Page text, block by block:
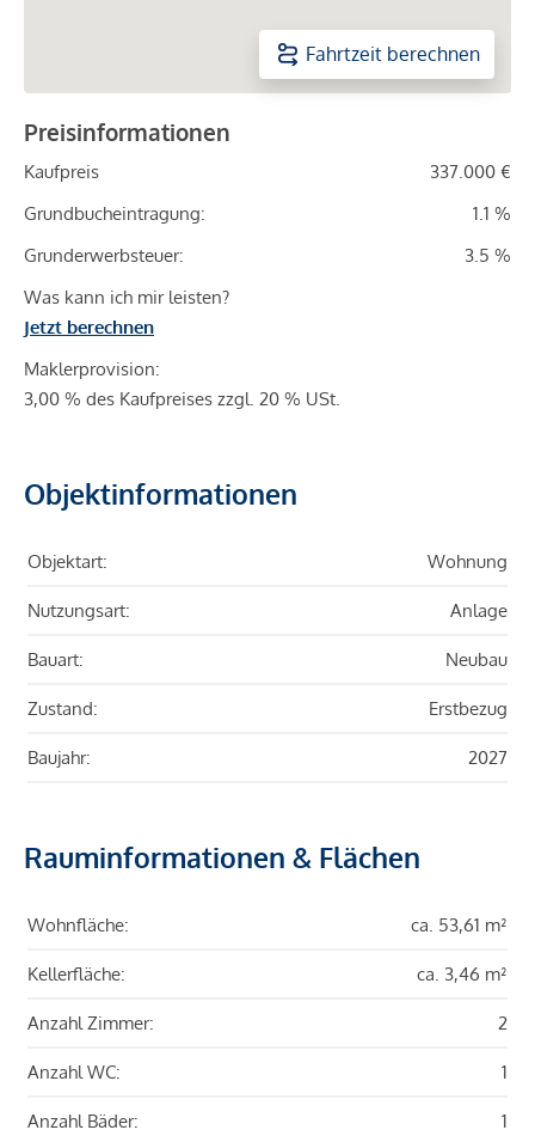
Fahrtzeit berechnen
Preisinformationen
Kaufpreis
337.000 €
Grundbucheintragung:
1.1 %
Grunderwerbsteuer:
3.5 %
Was kann ich mir leisten?
Jetzt berechnen
Maklerprovision:
3,00 % des Kaufpreises zzgl. 20 % USt.
Objektinformationen
Objektart: Wohnung
Nutzungsart: Anlage
Bauart: Neubau
Zustand: Erstbezug
Baujahr: 2027
Rauminformationen & Flächen
Wohnfläche: ca. 53,61 m²
Kellerfläche: ca. 3,46 m²
Anzahl Zimmer: 2
Anzahl WC: 1
Anzahl Bäder: 1